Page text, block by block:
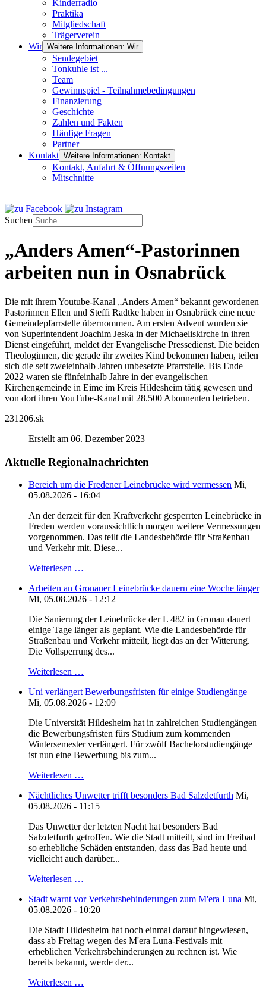
Kinderradio
Praktika
Mitgliedschaft
Trägerverein
Wir Weitere Informationen: Wir
Sendegebiet
Tonkuhle ist ...
Team
Gewinnspiel - Teilnahmebedingungen
Finanzierung
Geschichte
Zahlen und Fakten
Häufige Fragen
Partner
Kontakt Weitere Informationen: Kontakt
Kontakt, Anfahrt & Öffnungszeiten
Mitschnitte
Suchen
„Anders Amen“-Pastorinnen
arbeiten nun in Osnabrück
Die mit ihrem Youtube-Kanal „Anders Amen“ bekannt gewordenen
Pastorinnen Ellen und Steffi Radtke haben in Osnabrück eine neue
Gemeindepfarrstelle übernommen. Am ersten Advent wurden sie
von Superintendent Joachim Jeska in der Michaeliskirche in ihren
Dienst eingeführt, meldet der Evangelische Pressedienst. Die beiden
Theologinnen, die gerade ihr zweites Kind bekommen haben, teilen
sich die seit zweieinhalb Jahren unbesetzte Pfarrstelle. Bis Ende
2022 waren sie fünfeinhalb Jahre in der evangelischen
Kirchengemeinde in Eime im Kreis Hildesheim tätig gewesen und
von dort ihren YouTube-Kanal mit 28.500 Abonnenten betrieben.
231206.sk
Erstellt am 06. Dezember 2023
Aktuelle Regionalnachrichten
Bereich um die Fredener Leinebrücke wird vermessen Mi,
05.08.2026 - 16:04
An der derzeit für den Kraftverkehr gesperrten Leinebrücke in
Freden werden voraussichtlich morgen weitere Vermessungen
vorgenommen. Das teilt die Landesbehörde für Straßenbau
und Verkehr mit. Diese...
Weiterlesen …
Arbeiten an Gronauer Leinebrücke dauern eine Woche länger
Mi, 05.08.2026 - 12:12
Die Sanierung der Leinebrücke der L 482 in Gronau dauert
einige Tage länger als geplant. Wie die Landesbehörde für
Straßenbau und Verkehr mitteilt, liegt das an der Witterung.
Die Vollsperrung des...
Weiterlesen …
Uni verlängert Bewerbungsfristen für einige Studiengänge
Mi, 05.08.2026 - 12:09
Die Universität Hildesheim hat in zahlreichen Studiengängen
die Bewerbungsfristen fürs Studium zum kommenden
Wintersemester verlängert. Für zwölf Bachelorstudiengänge
ist nun eine Bewerbung bis zum...
Weiterlesen …
Nächtliches Unwetter trifft besonders Bad Salzdetfurth Mi,
05.08.2026 - 11:15
Das Unwetter der letzten Nacht hat besonders Bad
Salzdetfurth getroffen. Wie die Stadt mitteilt, sind im Freibad
so erhebliche Schäden entstanden, dass das Bad heute und
vielleicht auch darüber...
Weiterlesen …
Stadt warnt vor Verkehrsbehinderungen zum M'era Luna Mi,
05.08.2026 - 10:20
Die Stadt Hildesheim hat noch einmal darauf hingewiesen,
dass ab Freitag wegen des M'era Luna-Festivals mit
erheblichen Verkehrsbehinderungen zu rechnen ist. Wie
bereits bekannt, werde der...
Weiterlesen …